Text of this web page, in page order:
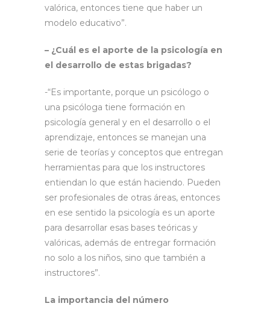
valórica, entonces tiene que haber un
modelo educativo”.
– ¿Cuál es el aporte de la psicología en
el desarrollo de estas brigadas?
-“Es importante, porque un psicólogo o
una psicóloga tiene formación en
psicología general y en el desarrollo o el
aprendizaje, entonces se manejan una
serie de teorías y conceptos que entregan
herramientas para que los instructores
entiendan lo que están haciendo. Pueden
ser profesionales de otras áreas, entonces
en ese sentido la psicología es un aporte
para desarrollar esas bases teóricas y
valóricas, además de entregar formación
no solo a los niños, sino que también a
instructores”.
La importancia del número